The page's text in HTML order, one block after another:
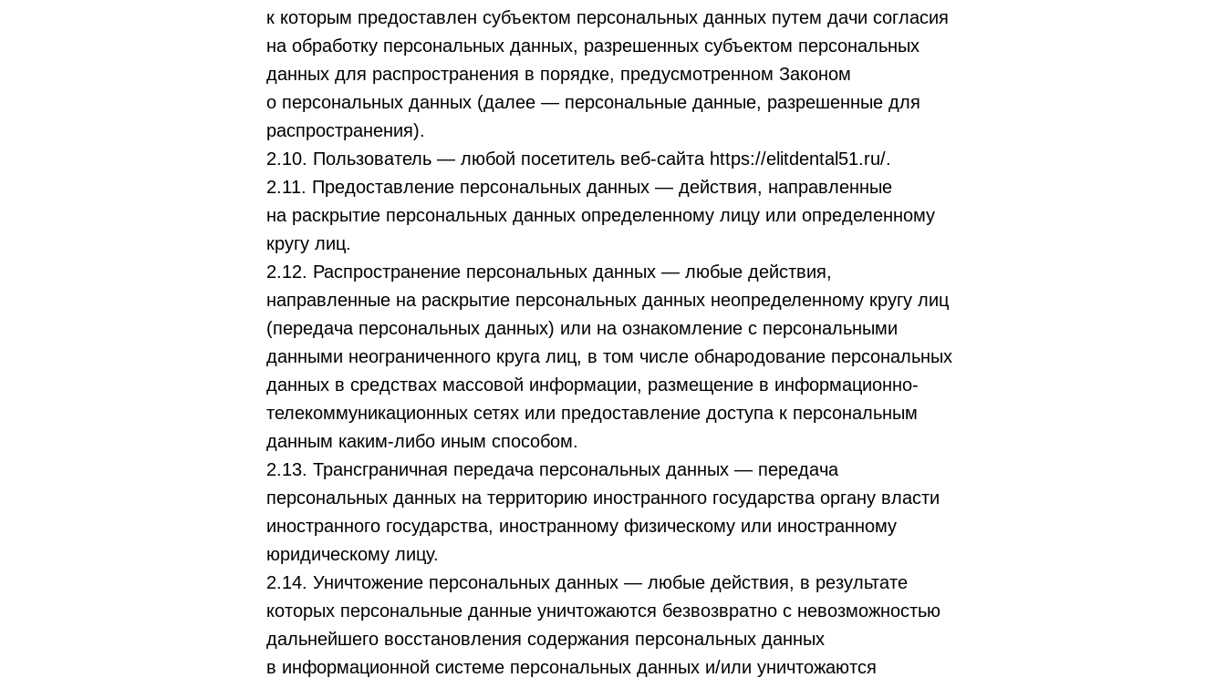
к которым предоставлен субъектом персональных данных путем дачи согласия
на обработку персональных данных, разрешенных субъектом персональных
данных для распространения в порядке, предусмотренном Законом
о персональных данных (далее — персональные данные, разрешенные для
распространения).
2.10. Пользователь — любой посетитель веб-сайта https://elitdental51.ru/.
2.11. Предоставление персональных данных — действия, направленные
на раскрытие персональных данных определенному лицу или определенному
кругу лиц.
2.12. Распространение персональных данных — любые действия,
направленные на раскрытие персональных данных неопределенному кругу лиц
(передача персональных данных) или на ознакомление с персональными
данными неограниченного круга лиц, в том числе обнародование персональных
данных в средствах массовой информации, размещение в информационно-
телекоммуникационных сетях или предоставление доступа к персональным
данным каким-либо иным способом.
2.13. Трансграничная передача персональных данных — передача
персональных данных на территорию иностранного государства органу власти
иностранного государства, иностранному физическому или иностранному
юридическому лицу.
2.14. Уничтожение персональных данных — любые действия, в результате
которых персональные данные уничтожаются безвозвратно с невозможностью
дальнейшего восстановления содержания персональных данных
в информационной системе персональных данных и/или уничтожаются